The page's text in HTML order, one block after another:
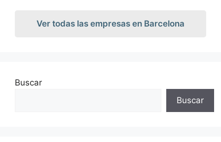
Ver todas las empresas en Barcelona
Buscar
Buscar